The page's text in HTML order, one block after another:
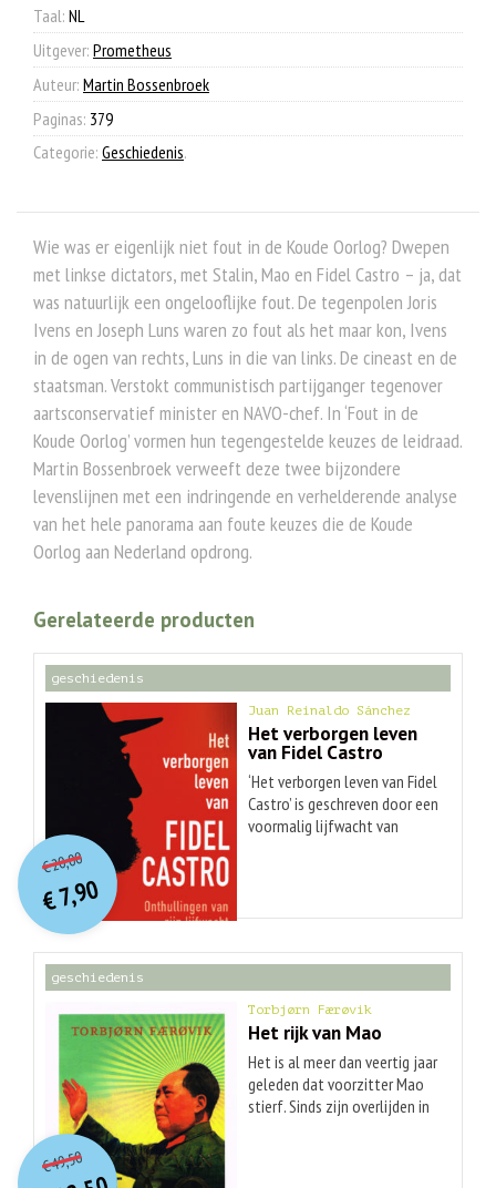
Taal: NL
Uitgever: Prometheus
Auteur: Martin Bossenbroek
Paginas: 379
Categorie: Geschiedenis.
Wie was er eigenlijk niet fout in de Koude Oorlog? Dwepen
met linkse dictators, met Stalin, Mao en Fidel Castro – ja, dat
was natuurlijk een ongelooflijke fout. De tegenpolen Joris
Ivens en Joseph Luns waren zo fout als het maar kon, Ivens
in de ogen van rechts, Luns in die van links. De cineast en de
staatsman. Verstokt communistisch partijganger tegenover
aartsconservatief minister en NAVO-chef. In ‘Fout in de
Koude Oorlog’ vormen hun tegengestelde keuzes de leidraad.
Martin Bossenbroek verweeft deze twee bijzondere
levenslijnen met een indringende en verhelderende analyse
van het hele panorama aan foute keuzes die de Koude
Oorlog aan Nederland opdrong.
Gerelateerde producten
geschiedenis
Juan Reinaldo Sánchez
Het verborgen leven
van Fidel Castro
‘Het verborgen leven van Fidel
Castro’ is geschreven door een
voormalig lijfwacht van
villa’s, waarvan een op een
bij wie hij ten minste negen
geobsedeerd door zijn
veiligheid en heeft maar
liefst 638 moordpogingen
overleefd. Een onthullend
boek.
€20,00O
orspr
onkelijke
prijs
was:
€ 20,00.
€7,90
Huidige
prijs
is:
€ 7,90.
geschiedenis
Torbjørn Færøvik
Het rijk van Mao
Het is al meer dan veertig jaar
geleden dat voorzitter Mao
stierf. Sinds zijn overlijden in
€49,50O
orspr
onkelijke
prijs
Huidige
prijs